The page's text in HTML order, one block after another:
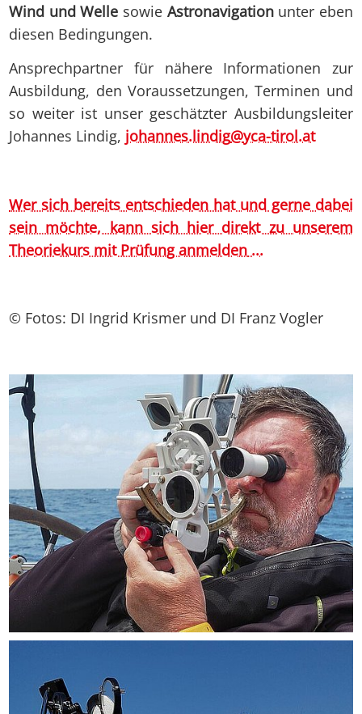
Wind und Welle sowie Astronavigationunter eben
diesen Bedingungen.
Ansprechpartner für nähere Informationen zur
Ausbildung, den Voraussetzungen, Terminen und
so weiter ist unser geschätzter Ausbildungsleiter
Johannes Lindig, johannes.lindig@yca-tirol.at
Wer sich bereits entschieden hat und gerne dabei
sein möchte, kann sich hier direkt zu unserem
Theoriekurs mit Prüfung anmelden ...
© Fotos: DI Ingrid Krismer und DI Franz Vogler